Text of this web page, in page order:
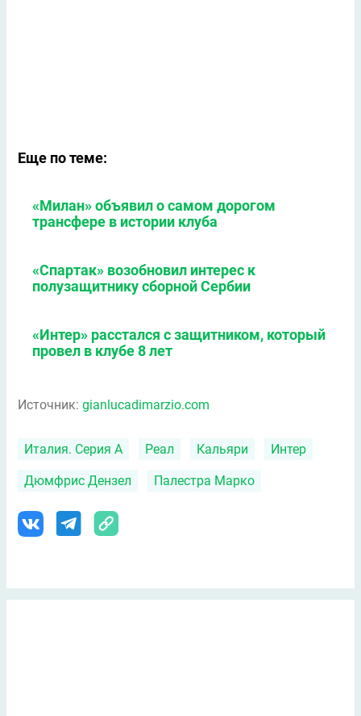
Еще по теме:
«Милан» объявил о самом дорогом
трансфере в истории клуба
«Спартак» возобновил интерес к
полузащитнику сборной Сербии
«Интер» расстался с защитником, который
провел в клубе 8 лет
Источник: gianlucadimarzio.com
Италия. Серия А Реал Кальяри Интер
Дюмфрис Дензел Палестра Марко